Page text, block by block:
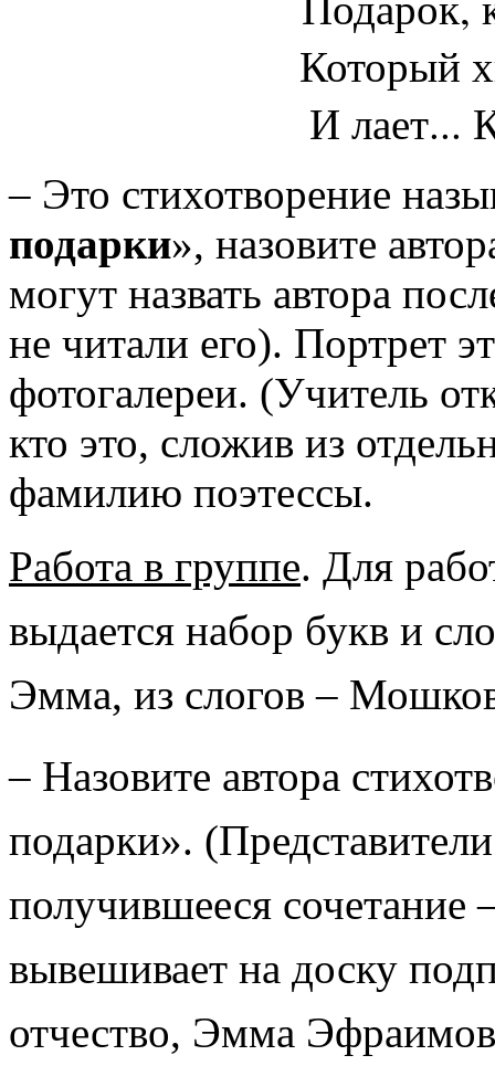
Который
И лает...
– Это стихотворение
подарки», назовите
могут назвать автора
не читали его). Портрет
фотогалереи. (Учитель
кто это, сложив из
фамилию поэтессы.
Работа в группе. Для
выдается набор букв и
Эмма, из слогов –
– Назовите автора
подарки».
получившееся
вывешивает на доску
отчество, Эмма